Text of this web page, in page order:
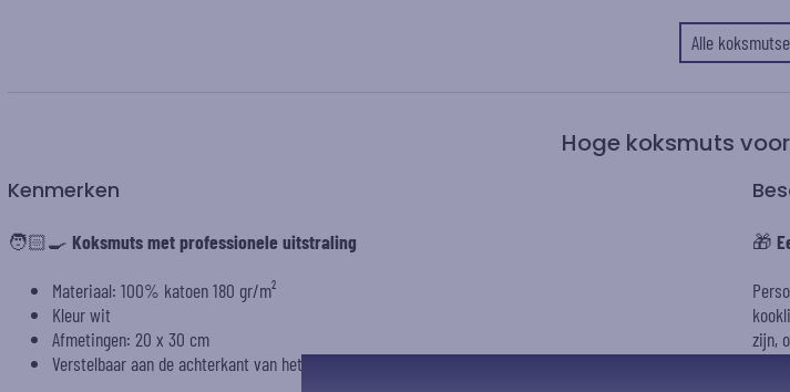
Alle
Hoge koksmuts
Kenmerken
🧑🏻‍🍳 Koksmuts met professionele uitstraling
Materiaal: 100% katoen 180 gr/m²
Kleur wit
Afmetingen: 20 x 30 cm
Verstelbaar aan de achterkant van het hoofd met klittenband
🎁
zijn,